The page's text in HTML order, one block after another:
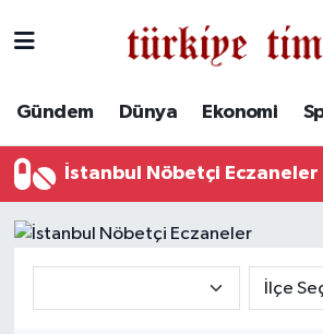
Gündem Dünya Ekonomi
İstanbul Nöbetçi Eczaneler
Savunma - Teknoloji
Son Dakika Haberleri